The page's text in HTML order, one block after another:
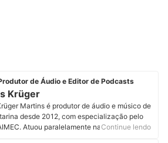
de Áudio e Editor de Podcasts
Krüger
Martins é produtor de áudio e músico de
desde 2012, com especialização pelo
Atuou paralelamente na área de
Continue lendo